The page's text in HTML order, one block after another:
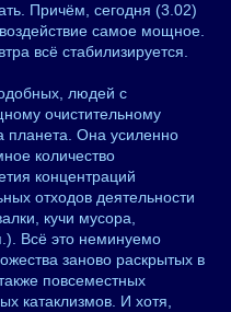
Причём, сегодня (3.02)
самое мощное.
всё стабилизируется.
людей с
очистительному
планета. Она усиленно
количество
концентраций
отходов деятельности
кучи мусора,
Всё это неминуемо
заново раскрытых в
повсеместных
катаклизмов. И хотя,